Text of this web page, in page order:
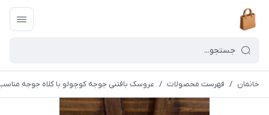
خانمان / فهرست محصولات / عروسک بافتنی جوجه کوچولو با کلاه جوجه مناسب